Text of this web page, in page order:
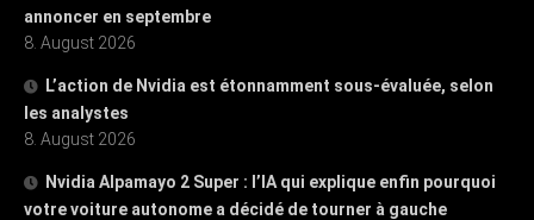
annoncer en septembre
8. August 2026
L’action de Nvidia est étonnamment sous-évaluée, selon
les analystes
8. August 2026
Nvidia Alpamayo 2 Super : l’IA qui explique enfin pourquoi
votre voiture autonome a décidé de tourner à gauche